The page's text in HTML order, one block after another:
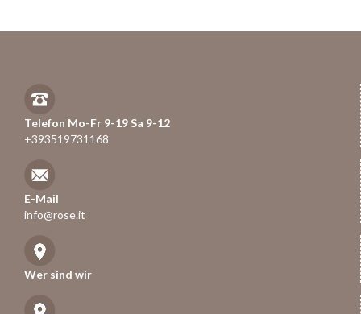
Telefon Mo-Fr 9-19 Sa 9-12
+393519731168
E-Mail
info@rose.it
Wer sind wir